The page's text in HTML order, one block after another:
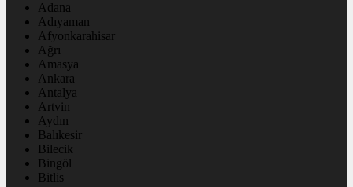
Adana
Adıyaman
Afyonkarahisar
Ağrı
Amasya
Ankara
Antalya
Artvin
Aydın
Balıkesir
Bilecik
Bingöl
Bitlis